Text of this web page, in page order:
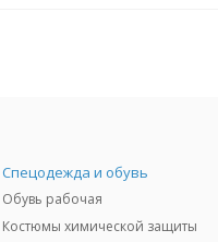
Спецодежда и обувь
Обувь рабочая
Костюмы химической защиты